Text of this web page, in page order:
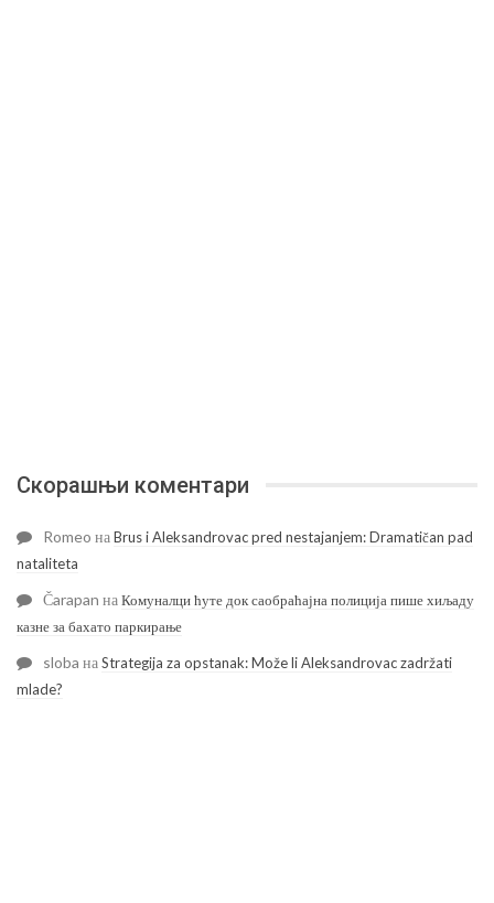
Скорашњи коментари
Romeo наBrus i Aleksandrovac pred nestajanjem: Dramatičan pad
nataliteta
Čarapan наКомуналци ћуте док саобраћајна полиција пише хиљаду
казне за бахато паркирање
sloba наStrategija za opstanak: Može li Aleksandrovac zadržati
mlade?